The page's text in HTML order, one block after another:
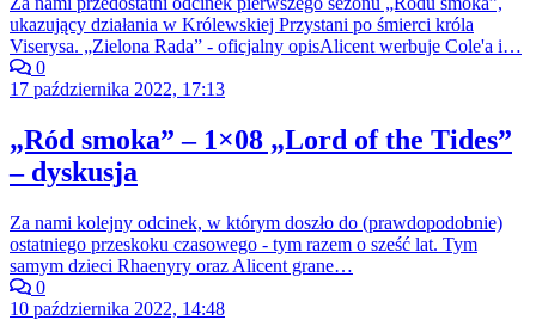
ukazujący działania w Królewskiej Przystani po śmierci króla
Viserysa. „Zielona Rada” - oficjalny opisAlicent werbuje Cole'a i…
0
17 października 2022, 17:13
„Ród smoka” – 1×08 „Lord of the Tides”
– dyskusja
Za nami kolejny odcinek, w którym doszło do (prawdopodobnie)
ostatniego przeskoku czasowego - tym razem o sześć lat. Tym
samym dzieci Rhaenyry oraz Alicent grane…
0
10 października 2022, 14:48